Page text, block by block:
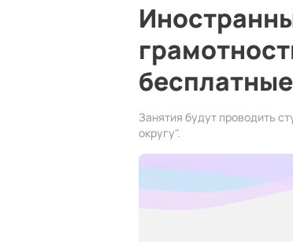
Занятия будут проводить
округу".